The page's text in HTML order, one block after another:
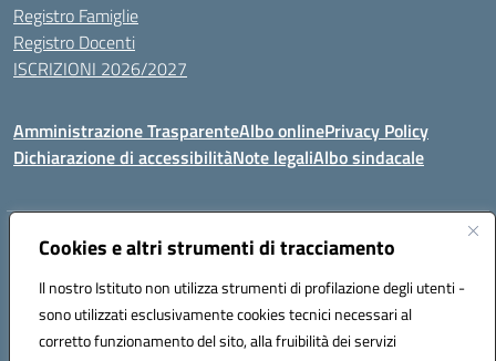
Cookies e altri strumenti di tracciamento
Il nostro Istituto non utilizza strumenti di profilazione degli utenti -
sono utilizzati esclusivamente cookies tecnici necessari al
corretto funzionamento del sito, alla fruibilità dei servizi
Registro Famiglie
Registro Docenti
ISCRIZIONI 2026/2027
Amministrazione TrasparenteAlbo onlinePrivacy Policy
Dichiarazione di accessibilitàNote legaliAlbo sindacale
Indirizzo:VIA S.VITTORIA, 11, 65024 MANOPPELLO (PE)
Posta elettronica certificata (PEC):peic81700n@pec.istruzione.it
Codice fiscale: 91100540680
Codice meccanografico: PEIC81700N